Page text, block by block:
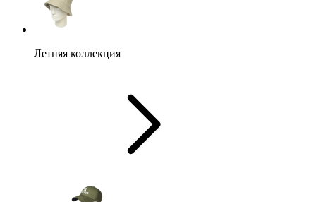
Летняя коллекция